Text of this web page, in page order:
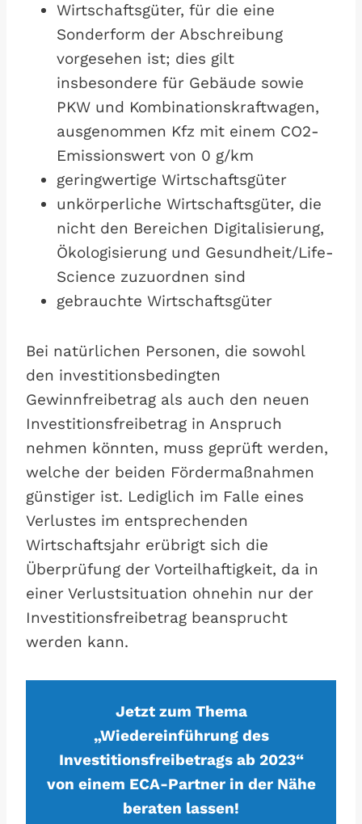
Wirtschaftsgüter, für die eine
Sonderform der Abschreibung
vorgesehen ist; dies gilt
insbesondere für Gebäude sowie
PKW und Kombinationskraftwagen,
ausgenommen Kfz mit einem CO2-
Emissionswert von 0 g/km
geringwertige Wirtschaftsgüter
unkörperliche Wirtschaftsgüter, die
nicht den Bereichen Digitalisierung,
Ökologisierung und Gesundheit/Life-
Science zuzuordnen sind
gebrauchte Wirtschaftsgüter
Bei natürlichen Personen, die sowohl
den investitionsbedingten
Gewinnfreibetrag als auch den neuen
Investitionsfreibetrag in Anspruch
nehmen könnten, muss geprüft werden,
welche der beiden Fördermaßnahmen
günstiger ist. Lediglich im Falle eines
Verlustes im entsprechenden
Wirtschaftsjahr erübrigt sich die
Überprüfung der Vorteilhaftigkeit, da in
einer Verlustsituation ohnehin nur der
Investitionsfreibetrag beansprucht
werden kann.
Jetzt zum Thema
„Wiedereinführung des
Investitionsfreibetrags ab 2023“
von einem ECA-Partner in der Nähe
beraten lassen!